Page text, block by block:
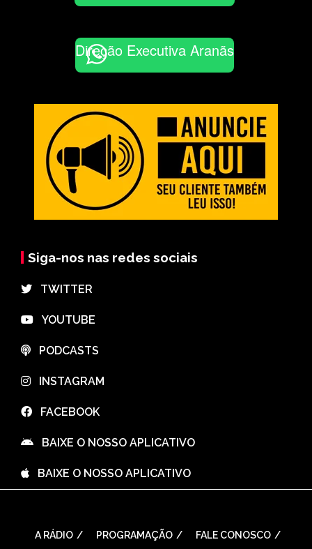
Direção Executiva Aranãs
Siga-nos nas redes sociais
⠀TWITTER
⠀YOUTUBE
⠀PODCASTS
⠀INSTAGRAM
⠀FACEBOOK
⠀BAIXE O NOSSO APLICATIVO
⠀BAIXE O NOSSO APLICATIVO
A RÁDIO PROGRAMAÇÃO FALE CONOSCO